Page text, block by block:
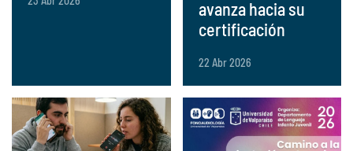
avanza hacia su
certificación
22 Abr 2026